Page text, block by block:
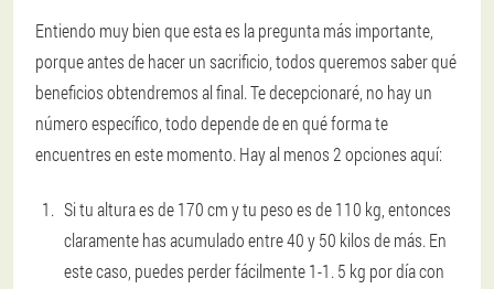
Entiendo muy bien que esta es la pregunta más importante,
porque antes de hacer un sacrificio, todos queremos saber qué
beneficios obtendremos al final. Te decepcionaré, no hay un
número específico, todo depende de en qué forma te
encuentres en este momento. Hay al menos 2 opciones aquí:
Si tu altura es de 170 cm y tu peso es de 110 kg, entonces
claramente has acumulado entre 40 y 50 kilos de más. En
este caso, puedes perder fácilmente 1-1. 5 kg por día con